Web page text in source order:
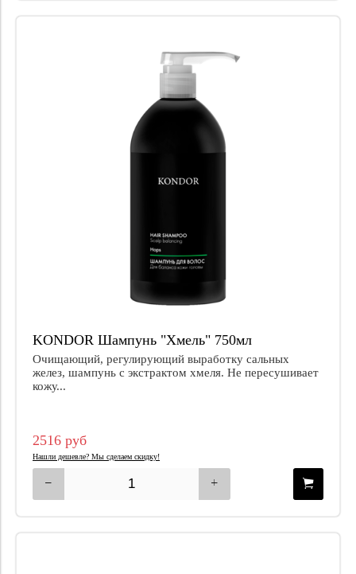
KONDOR Шампунь "Хмель" 750мл
Очищающий, регулирующий выработку сальных
желез, шампунь с экстрактом хмеля. Не пересушивает
кожу...
2516 руб
Нашли дешевле? Мы сделаем скидку!